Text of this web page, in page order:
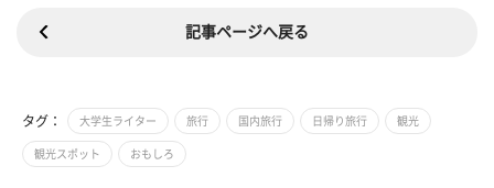
記事ページへ戻る
タグ： 大学生ライター 旅行 国内旅行 日帰り旅行 観光
観光スポット おもしろ